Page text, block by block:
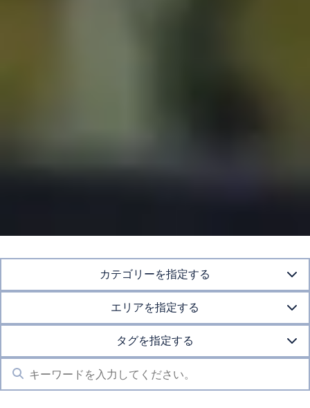
カテゴリーを指定する
エリアを指定する
タグを指定する